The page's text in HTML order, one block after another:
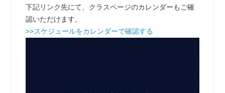
下記リンク先にて、クラスページのカレンダーもご確
認いただけます。
>>スケジュールをカレンダーで確認する